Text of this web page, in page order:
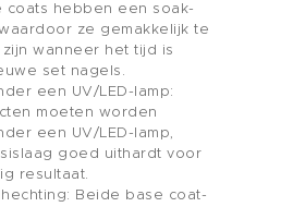
coats hebben een soak-
ze gemakkelijk te
wanneer het tijd is
set nagels.
een UV/LED-lamp:
moeten worden
een UV/LED-lamp,
goed uithardt voor
resultaat.
Beide base coat-